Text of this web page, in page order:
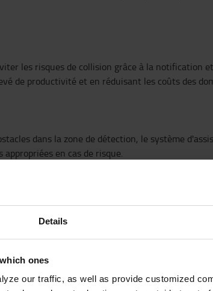
Details
ones
our traffic, as well as provide customized
les risques de collision grâce à la notification
de productivité et en réduisant les coûts des
dans la zone de détection, le système
en cas de risque.
détecte dans un premier temps les
de leur position debout et de leur silhouette. La
de la zone et du type d'objet. SEnS+
et de l’angle de braquage des
Le niveau de productivité et d'efficacité des
élévateur avant de commencer à se